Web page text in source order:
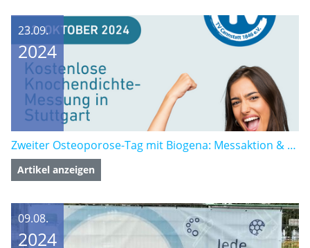
09.08.
2024
Neues Banner auch für unseren Partner alwa -
Artikel anzeigen
09.08.
2024